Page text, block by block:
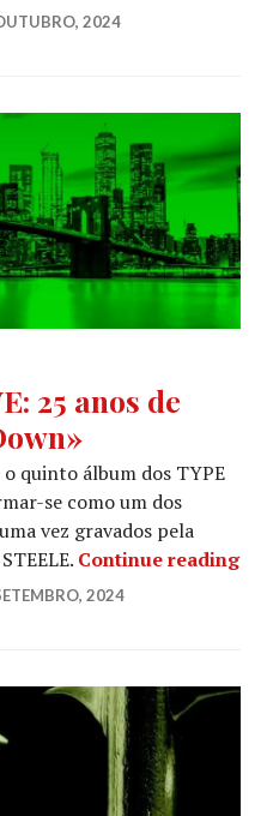
2024
25 anos de
quinto álbum dos TYPE
se como um dos
vez gravados pela
Continue reading
2024